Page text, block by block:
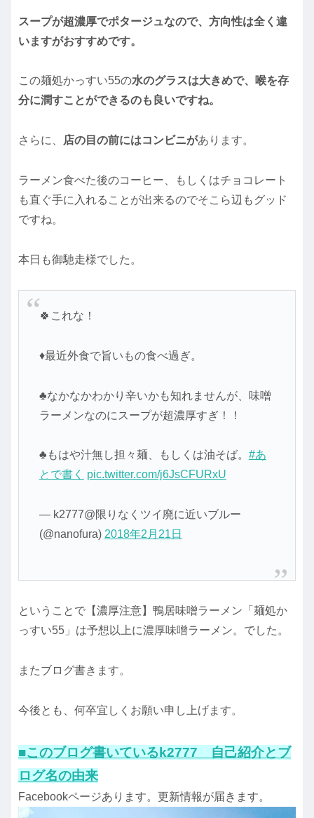
スープが超濃厚でポタージュなので、方向性は全く違
いますがおすすめです。
この麺処かっすい55の水のグラスは大きめで、喉を存
分に潤すことができるのも良いですね。
さらに、 店の目の前にはコンビニがあります。
ラーメン食べた後のコーヒー、もしくはチョコレート
も直ぐ手に入れることが出来るのでそこら辺もグッド
ですね。
本日も御馳走様でした。
🍀これな！
♦最近外食で旨いもの食べ過ぎ。
♣なかなかわかり辛いかも知れませんが、味噌
ラーメンなのにスープが超濃厚すぎ！！
♣もはや汁無し担々麺、もしくは油そば。 #あ
とで書く
pic.twitter.com/j6JsCFURxU
— k2777@限りなくツイ廃に近いブルー
(@nanofura) 2018年2月21日
ということで【濃厚注意】鴨居味噌ラーメン「麺処か
っすい55」は予想以上に濃厚味噌ラーメン。でした。
またブログ書きます。
今後とも、何卒宜しくお願い申し上げます。
■このブログ書いているk2777 自己紹介とブ
ログ名の由来
Facebookページあります。更新情報が届きます。